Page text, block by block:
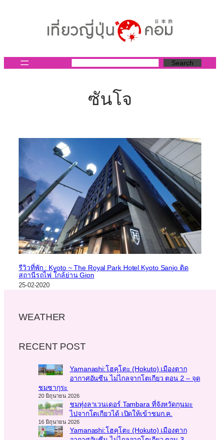
Search
ซันโจ
รีวิวที่พัก : Kyoto ~ The Royal Park Hotel Kyoto Sanjo ติด
สถานีรถไฟ ใกล้ย่าน Gion
25-02-2020
WEATHER
RECENT POST
Yamanashi:โฮคุโตะ (Hokuto) เมืองตาก
อากาศอันซีน ไม่ไกลจากโตเกียว ตอน 2 – จุด
ชมซากุระ
20 มิถุนายน 2026
ชมทุ่งลาเวนเดอร์ Tambara ที่จังหวัดกุนมะ
ไปจากโตเกียวได้ เปิดให้เข้าชมก.ค.
16 มิถุนายน 2026
Yamanashi:โฮคุโตะ (Hokuto) เมืองตาก